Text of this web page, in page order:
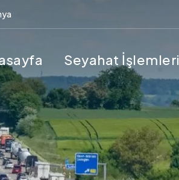
Seyahat İşlemleri